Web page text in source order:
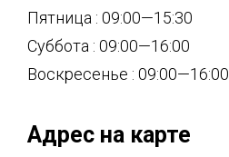
Пятница : 09:00—15:30
Суббота : 09:00—16:00
Воскресенье : 09:00—16:00
Адрес на карте